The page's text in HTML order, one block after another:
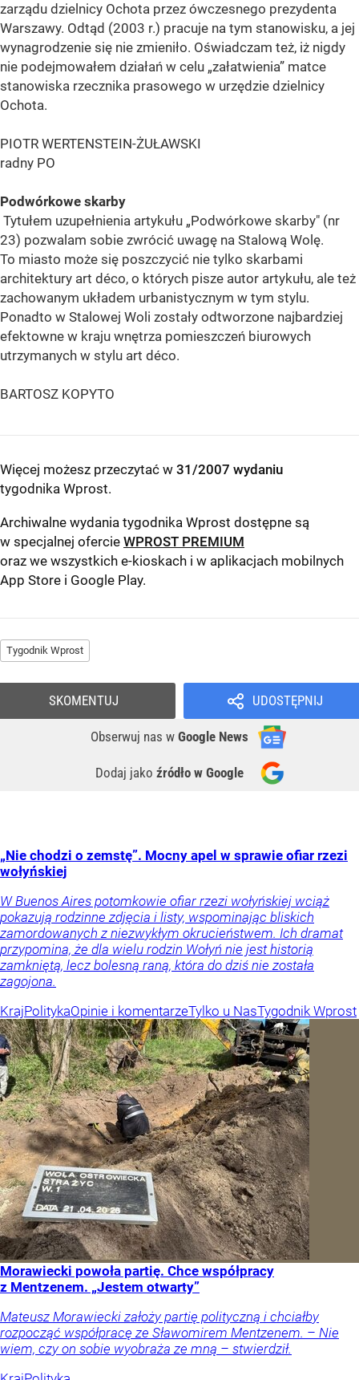
zarządu dzielnicy Ochota przez ówczesnego prezydenta
Warszawy. Odtąd (2003 r.) pracuje na tym stanowisku, a jej
wynagrodzenie się nie zmieniło. Oświadczam też, iż nigdy
nie podejmowałem działań w celu „załatwienia” matce
stanowiska rzecznika prasowego w urzędzie dzielnicy
Ochota.
PIOTR WERTENSTEIN-ŻUŁAWSKI
radny PO
Podwórkowe skarby
Tytułem uzupełnienia artykułu „Podwórkowe skarby" (nr
23) pozwalam sobie zwrócić uwagę na Stalową Wolę.
To miasto może się poszczycić nie tylko skarbami
architektury art déco, o których pisze autor artykułu, ale też
zachowanym układem urbanistycznym w tym stylu.
Ponadto w Stalowej Woli zostały odtworzone najbardziej
efektowne w kraju wnętrza pomieszczeń biurowych
utrzymanych w stylu art déco.
BARTOSZ KOPYTO
Więcej możesz przeczytać w 31/2007 wydaniu
tygodnika Wprost.
Archiwalne wydania tygodnika Wprost dostępne są
w specjalnej ofercie WPROST PREMIUM
oraz we wszystkich e-kioskach i w aplikacjach mobilnych
App Store i Google Play.
Tygodnik Wprost
UDOSTĘPNIJ
Obserwuj nas w Google News
Dodaj jako źródło w Google
SKOMENTUJ
„Nie chodzi o zemstę”. Mocny apel w sprawie ofiar rzezi
wołyńskiej
W Buenos Aires potomkowie ofiar rzezi wołyńskiej wciąż
pokazują rodzinne zdjęcia i listy, wspominając bliskich
zamordowanych z niezwykłym okrucieństwem. Ich dramat
przypomina, że dla wielu rodzin Wołyń nie jest historią
zamkniętą, lecz bolesną raną, która do dziś nie została
zagojona.
KrajPolitykaOpinie i komentarzeTylko u NasTygodnik Wprost
Morawiecki powoła partię. Chce współpracy
z Mentzenem. „Jestem otwarty”
Mateusz Morawiecki założy partię polityczną i chciałby
rozpocząć współpracę ze Sławomirem Mentzenem. – Nie
wiem, czy on sobie wyobraża ze mną – stwierdził.